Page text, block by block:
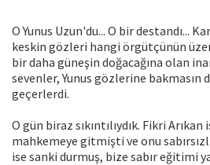
O Yunus Uzun'du... O bir destandı...
keskin gözleri hangi örgütçünün
bir daha güneşin doğacağına olan
sevenler, Yunus gözlerine bakmasın
geçerlerdi.
O gün biraz sıkıntılıydık. Fikri
mahkemeye gitmişti ve onu
ise sanki durmuş, bize sabır eğitimi